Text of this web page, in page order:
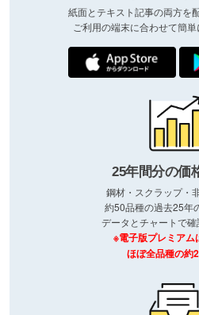
紙面とテキスト記事の両方を
ご利用の端末に合わせて簡単
25年間分の価
鋼材・スクラップ・
約50品種の過去25年
データとチャートで確
※電子版プレミアム
ほぼ全品種の約